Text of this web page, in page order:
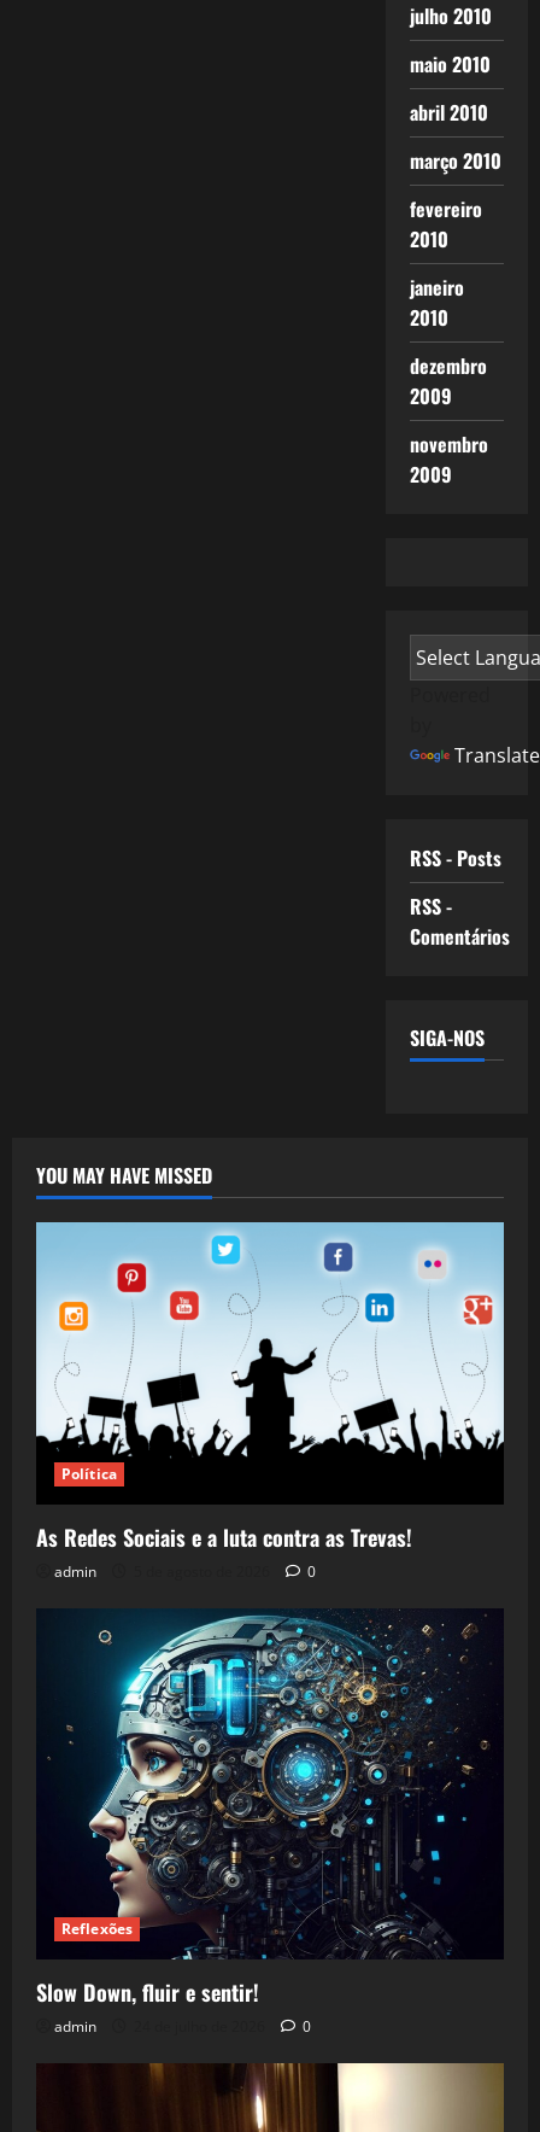
julho 2010
maio 2010
abril 2010
março 2010
fevereiro
2010
janeiro
2010
dezembro
2009
novembro
2009
Translate
RSS - Posts
RSS -
Comentários
SIGA-NOS
YOU MAY HAVE MISSED
Política
As Redes Sociais e a luta contra as Trevas!
admin 0
Reflexões
Slow Down, fluir e sentir!
admin 0